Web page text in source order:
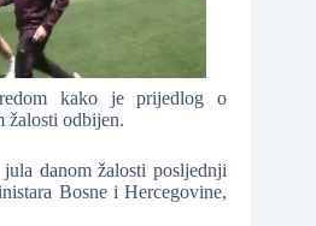
kako je prijedlog o
žalosti odbijen.
danom žalosti posljednji
Bosne i Hercegovine,